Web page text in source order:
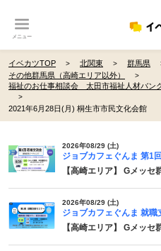
メニュー
イベカツTOP 北関東
群馬県
その他群馬県（高崎エリア以外）
福祉のお仕事相談会 太田市福祉人材バン
2021年6月28日(月) 桐生市市民文化会館
2026年08/29 (土)
ジョブカフェぐんま 第1
【高崎エリア】 Gメッセ
2026年08/29 (土)
ジョブカフェぐんま 就職
【高崎エリア】 Gメッセ